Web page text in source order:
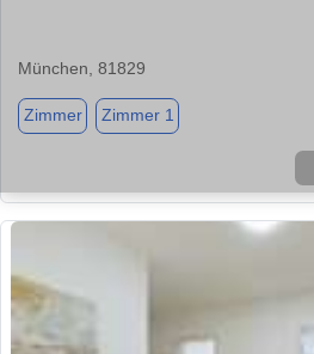
München, 81829
Zimmer Zimmer 1